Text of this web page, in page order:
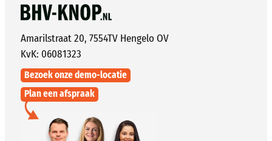
Amarilstraat 20, 7554TV Hengelo OV
KvK: 06081323
Bezoek onze demo-locatie
Plan een afspraak